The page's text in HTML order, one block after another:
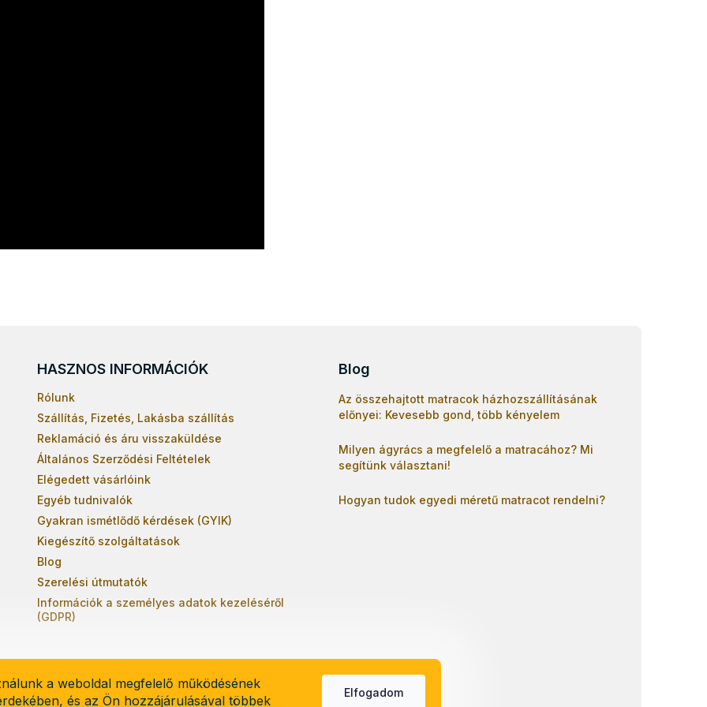
a weboldal megfelelő működésének
és az Ön hozzájárulásával többek
Elfogadom
HASZNOS INFORMÁCIÓK
Rólunk
Szállítás, Fizetés, Lakásba szállítás
Reklamáció és áru visszaküldése
Általános Szerződési Feltételek
Elégedett vásárlóink
Egyéb tudnivalók
Gyakran ismétlődő kérdések (GYIK)
Kiegészítő szolgáltatások
Blog
Szerelési útmutatók
Információk a személyes adatok kezeléséről
(GDPR)
Blog
Az összehajtott matracok házhozszállításának
előnyei: Kevesebb gond, több kényelem
Milyen ágyrács a megfelelő a matracához? Mi
segítünk választani!
Hogyan tudok egyedi méretű matracot rendelni?